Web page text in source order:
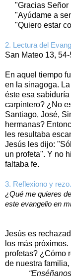
"Gracias Señor
"Ayúdame a
"Quiero estar
2. Lectura del
San Mateo 13,
En aquel tiempo
en la sinagoga.
éste esa
carpintero? ¿No
Santiago, José,
hermanas?
les resultaba
Jesús les dijo:
un profeta". Y no
faltaba fe.
3. Reflexiono y
¿Qué me quieres
este evangelio en
Jesús es
los más
profetas? ¿Cómo
de nuestra
“Enséñanos a